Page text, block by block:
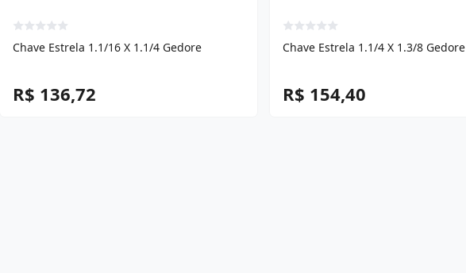
Chave Estrela 1.1/16 X 1.1/4 Gedore
R$ 136,72
Chave Estrela 1.1/4 X 1.3/8 Gedore
R$ 154,40